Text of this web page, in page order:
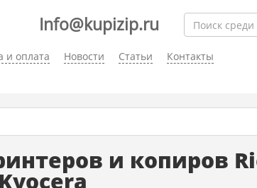
и оплата Новости Статьи Контакты
Info@kupizip.ru
и копиров